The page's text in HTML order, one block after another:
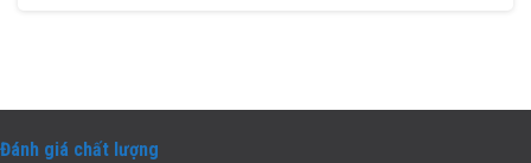
Đánh giá chất lượng